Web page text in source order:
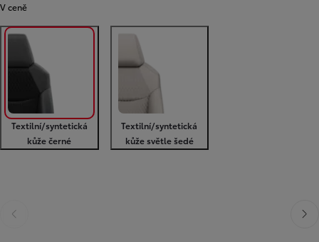
V ceně
Textilní/syntetická
kůže černé
Textilní/syntetická
kůže světle šedé
Předchozí Další